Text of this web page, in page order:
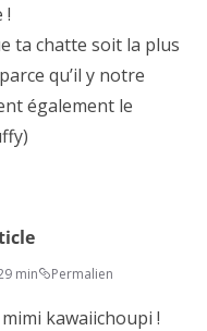
!
ta chatte soit la plus
qu’il y notre
également le
min Permalien
kawaiichoupi !